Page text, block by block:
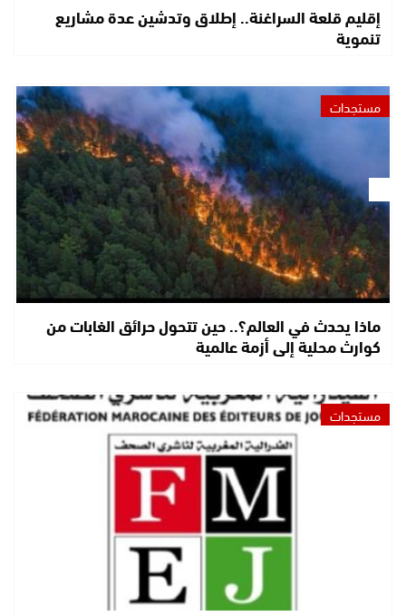
إقليم قلعة السراغنة.. إطلاق وتدشين عدة مشاريع
تنموية
مستجدات
ماذا يحدث في العالم؟.. حين تتحول حرائق الغابات من
كوارث محلية إلى أزمة عالمية
مستجدات